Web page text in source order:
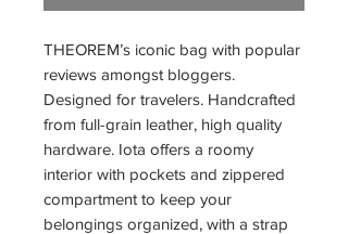
THEOREM’s iconic bag with popular
reviews amongst bloggers.
Designed for travelers. Handcrafted
from full-grain leather, high quality
hardware. Iota offers a roomy
interior with pockets and zippered
compartment to keep your
belongings organized, with a strap